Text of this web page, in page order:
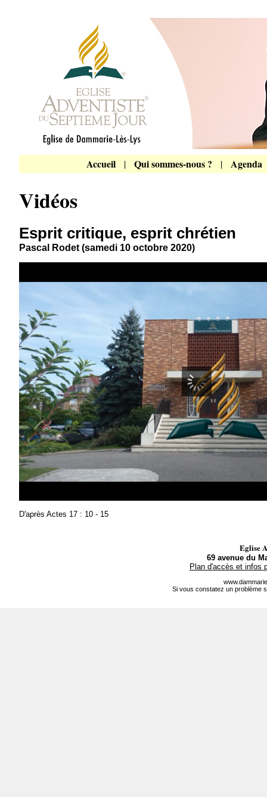
Accueil| Qui sommes-nous ? | Agenda
Vidéos
Esprit critique, esprit chrétien
Pascal Rodet (samedi 10 octobre 2020)
D'après Actes 17 : 10 - 15
Eglise
69 avenue du
Plan d'accès et infos
Si vous constatez un problème